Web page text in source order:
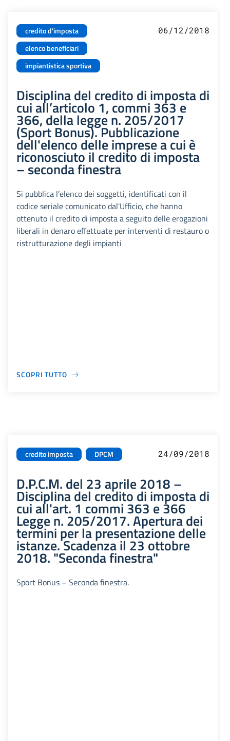
credito d'imposta
elenco beneficiari
impiantistica sportiva
06/12/2018
Disciplina del credito di imposta di
cui all’articolo 1, commi 363 e
366, della legge n. 205/2017
(Sport Bonus). Pubblicazione
dell'elenco delle imprese a cui è
riconosciuto il credito di imposta
– seconda finestra
Si pubblica l’elenco dei soggetti, identificati con il
codice seriale comunicato dal'Ufficio, che hanno
ottenuto il credito di imposta a seguito delle erogazioni
liberali in denaro effettuate per interventi di restauro o
ristrutturazione degli impianti
SCOPRI TUTTO
credito imposta DPCM 24/09/2018
D.P.C.M. del 23 aprile 2018 –
Disciplina del credito di imposta di
cui all'art. 1 commi 363 e 366
Legge n. 205/2017. Apertura dei
termini per la presentazione delle
istanze. Scadenza il 23 ottobre
2018. "Seconda finestra"
Sport Bonus – Seconda finestra.